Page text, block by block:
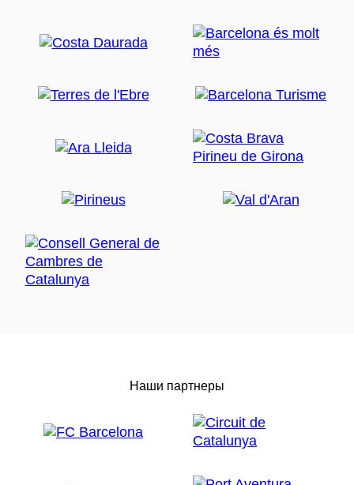
Наши партнеры